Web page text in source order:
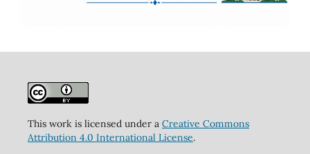
This work is licensed under a Creative Commons
Attribution 4.0 International License.